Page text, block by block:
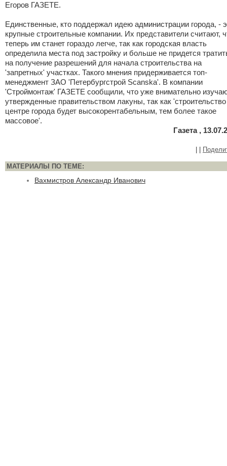
Егоров ГАЗЕТЕ.
Единственные, кто поддержал идею администрации города, -
крупные строительные компании. Их представители считают,
теперь им станет гораздо легче, так как городская власть
определила места под застройку и больше не придется
на получение разрешений для начала строительства на
'запретных' участках. Такого мнения придерживается топ-
менеджмент ЗАО 'Петербургстрой Scanska'. В компании
'Строймонтаж' ГАЗЕТЕ сообщили, что уже внимательно
утвержденные правительством лакуны, так как
центре города будет высокорентабельным, тем более такое
массовое'.
Газета ,
МАТЕРИАЛЫ ПО ТЕМЕ:
Вахмистров Александр Иванович